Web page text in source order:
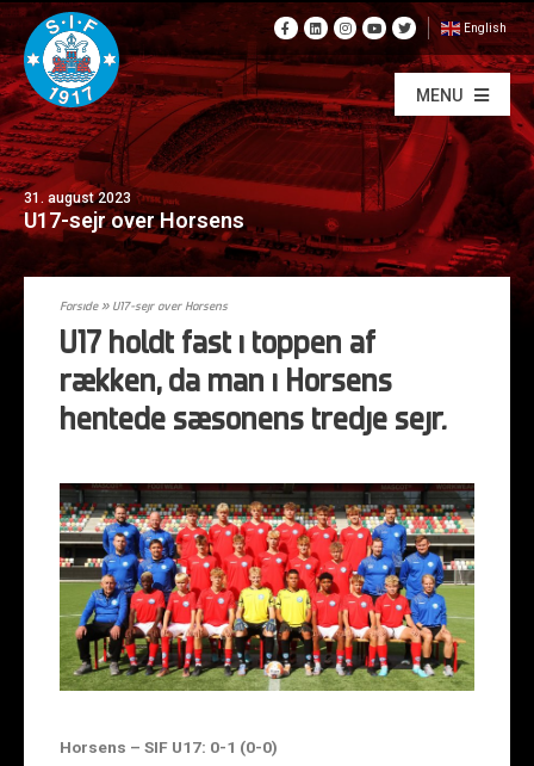
English
MENU
31. august 2023
U17-sejr over Horsens
Forside» U17-sejr over Horsens
U17 holdt fast i toppen af
rækken, da man i Horsens
hentede sæsonens tredje sejr.
Horsens – SIF U17: 0-1 (0-0)